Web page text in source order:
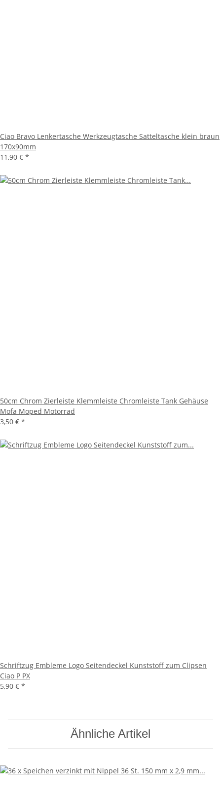
Ciao Bravo Lenkertasche Werkzeugtasche Satteltasche klein braun
170x90mm
11,90 € *
50cm Chrom Zierleiste Klemmleiste Chromleiste Tank Gehäuse
Mofa Moped Motorrad
3,50 € *
Schriftzug Embleme Logo Seitendeckel Kunststoff zum Clipsen
Ciao P PX
5,90 € *
Ähnliche Artikel